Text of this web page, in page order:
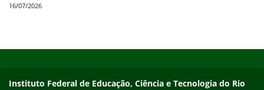
16/07/2026
Contato
Instituto Federal de Educação, Ciência e Tecnologia do Rio